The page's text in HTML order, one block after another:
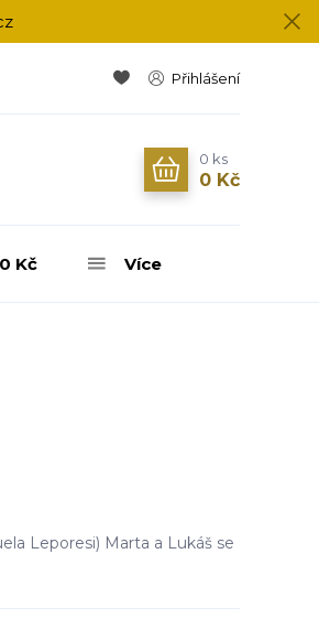
Přihlášení
0 ks
0 Kč
Kč Více
Leporesi) Marta a Lukáš se